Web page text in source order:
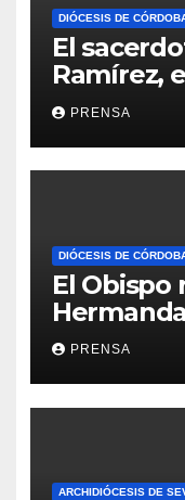
DIÓCESIS DE
El
Ramírez,
Iglesia
PRENSA
DIÓCESIS DE
El Obispo
PRENSA
ARCHIDIÓCESIS DE